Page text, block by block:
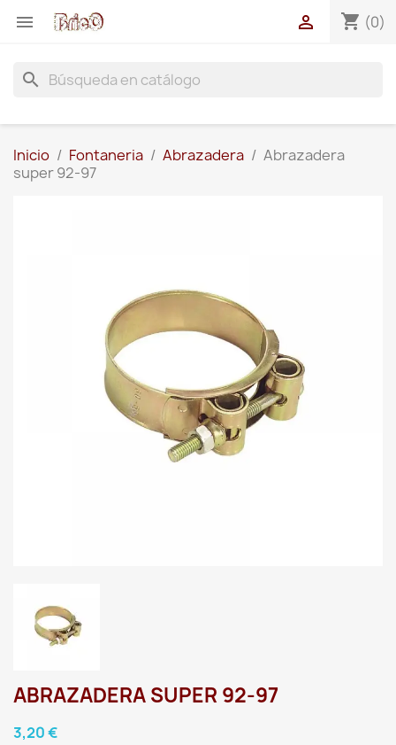
 shopping_cart (0)

search
Inicio Fontaneria Abrazadera
Abrazadera
super 92-97
ABRAZADERA SUPER 92-97
3,20 €